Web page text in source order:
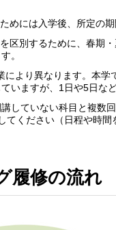
めには入学後、所定の
区別するために、春期
。
により異なります。本
いますが、1日や5日な
していない科目と複数
てください（日程や時間
履修の流れ